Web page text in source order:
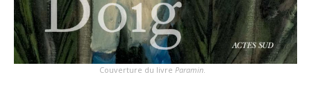
Couverture du livre Paramin